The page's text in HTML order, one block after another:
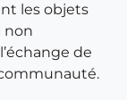
les objets
non
de